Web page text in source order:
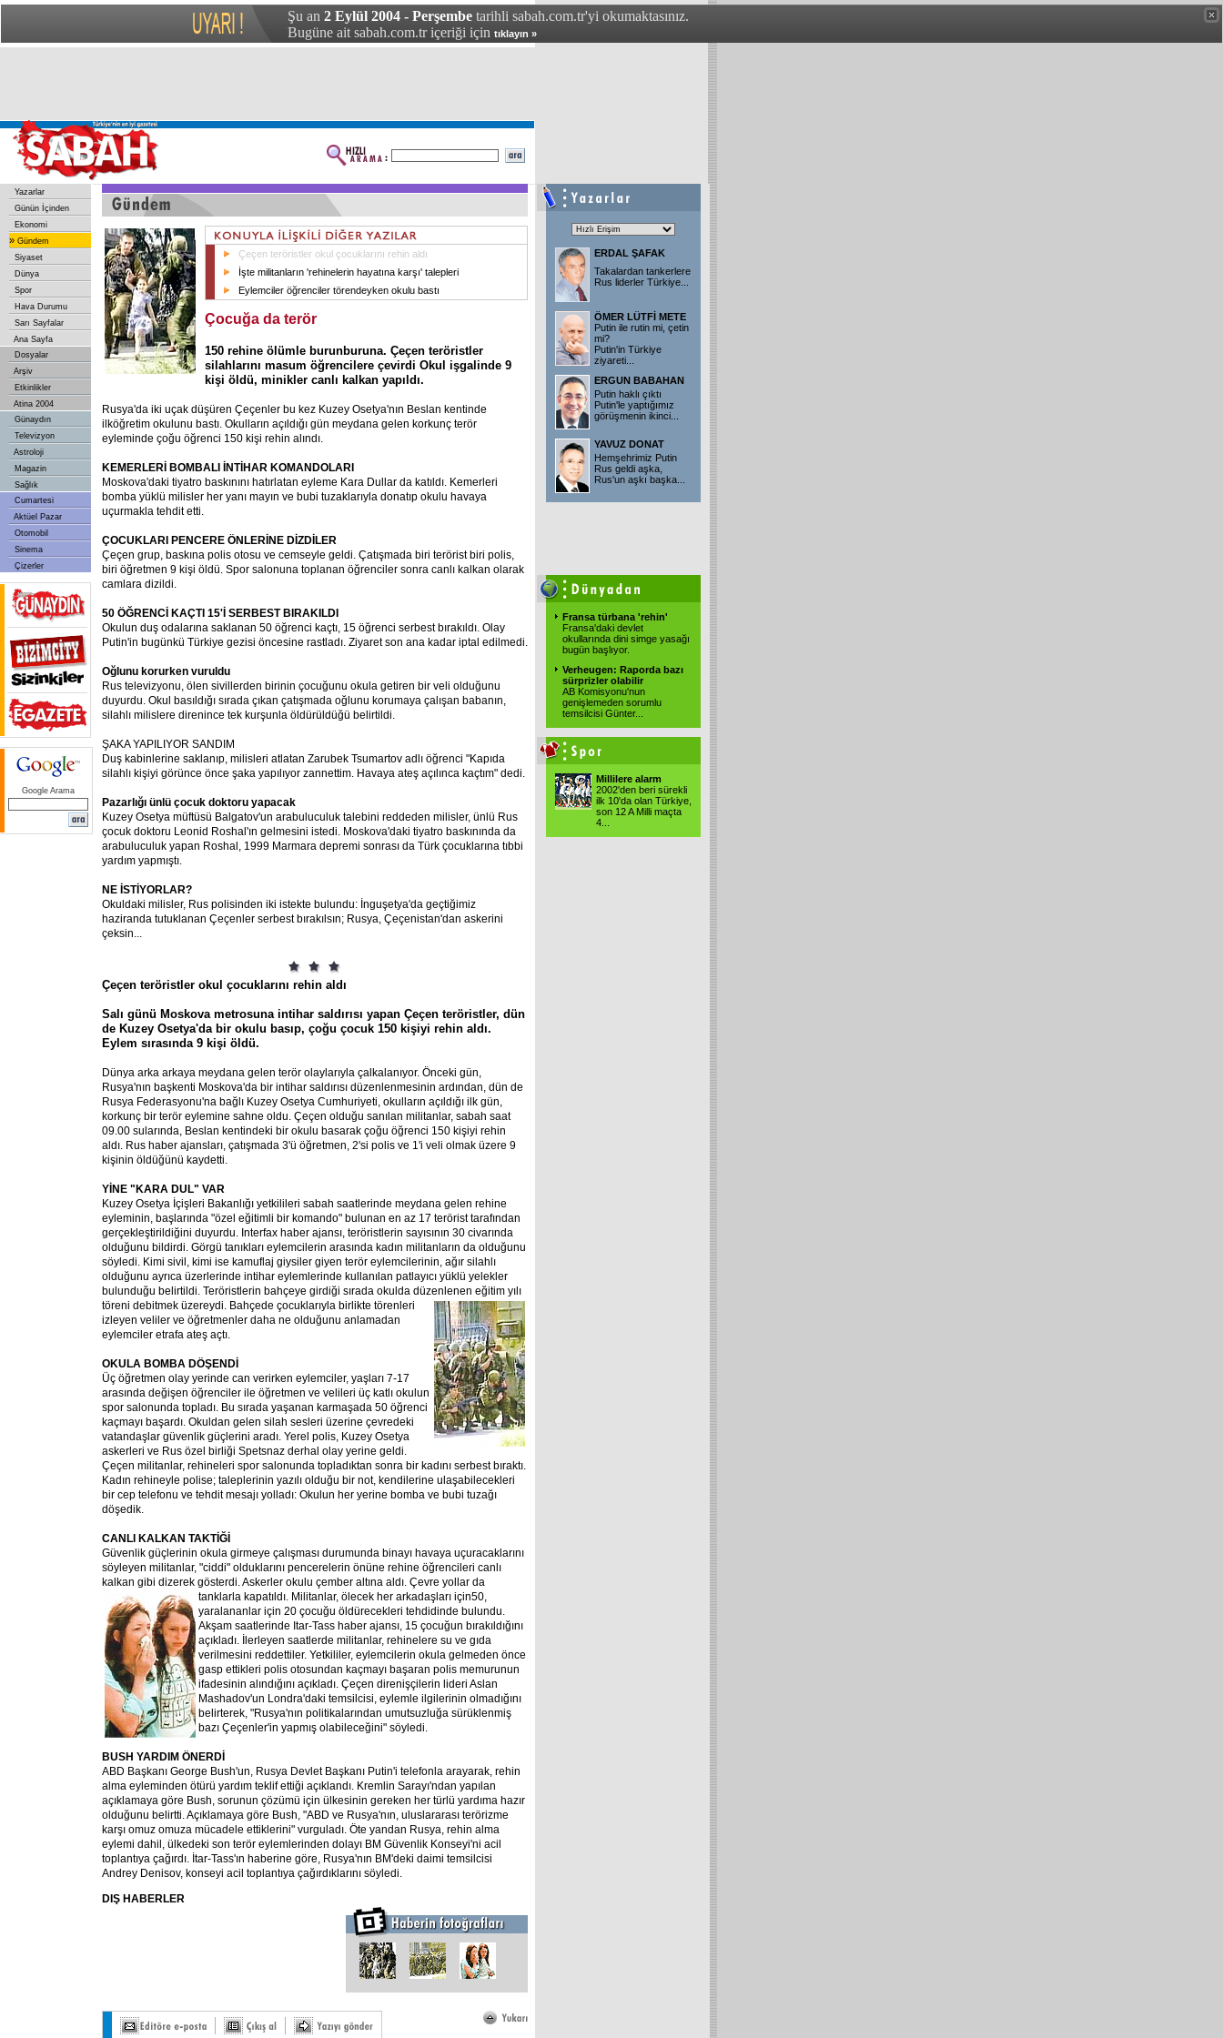
Şu an 2 Eylül 2004 - Perşembe tarihli sabah.com.tr'yi okumaktasınız.
Bugüne ait sabah.com.tr içeriği için tıklayın »
Yazarlar
Günün İçinden
Ekonomi
» Gündem
Siyaset
Dünya
Spor
Hava Durumu
Sarı Sayfalar
Ana Sayfa
Dosyalar
Arşiv
Etkinlikler
Atina 2004
Günaydın
Televizyon
Astroloji
Magazin
Sağlık
Cumartesi
Aktüel Pazar
Otomobil
Sinema
Çizerler
Google Arama
Çeçen teröristler okul çocuklarını rehin aldı
İşte militanların 'rehinelerin hayatına karşı' talepleri
Eylemciler öğrenciler törendeyken okulu bastı
Çocuğa da terör
150 rehine ölümle burunburuna. Çeçen teröristler
silahlarını masum öğrencilere çevirdi Okul işgalinde 9
kişi öldü, minikler canlı kalkan yapıldı.
Rusya'da iki uçak düşüren Çeçenler bu kez Kuzey Osetya'nın Beslan kentinde
ilköğretim okulunu bastı. Okulların açıldığı gün meydana gelen korkunç terör
eyleminde çoğu öğrenci 150 kişi rehin alındı.
KEMERLERİ BOMBALI İNTİHAR KOMANDOLARI
Moskova'daki tiyatro baskınını hatırlatan eyleme Kara Dullar da katıldı. Kemerleri
bomba yüklü milisler her yanı mayın ve bubi tuzaklarıyla donatıp okulu havaya
uçurmakla tehdit etti.
ÇOCUKLARI PENCERE ÖNLERİNE DİZDİLER
Çeçen grup, baskına polis otosu ve cemseyle geldi. Çatışmada biri terörist biri polis,
biri öğretmen 9 kişi öldü. Spor salonuna toplanan öğrenciler sonra canlı kalkan olarak
camlara dizildi.
50 ÖĞRENCİ KAÇTI 15'İ SERBEST BIRAKILDI
Okulun duş odalarına saklanan 50 öğrenci kaçtı, 15 öğrenci serbest bırakıldı. Olay
Putin'in bugünkü Türkiye gezisi öncesine rastladı. Ziyaret son ana kadar iptal edilmedi.
Oğlunu korurken vuruldu
Rus televizyonu, ölen sivillerden birinin çocuğunu okula getiren bir veli olduğunu
duyurdu. Okul basıldığı sırada çıkan çatışmada oğlunu korumaya çalışan babanın,
silahlı milislere direnince tek kurşunla öldürüldüğü belirtildi.
ŞAKA YAPILIYOR SANDIM
Duş kabinlerine saklanıp, milisleri atlatan Zarubek Tsumartov adlı öğrenci "Kapıda
silahlı kişiyi görünce önce şaka yapılıyor zannettim. Havaya ateş açılınca kaçtım" dedi.
Pazarlığı ünlü çocuk doktoru yapacak
Kuzey Osetya müftüsü Balgatov'un arabuluculuk talebini reddeden milisler, ünlü Rus
çocuk doktoru Leonid Roshal'ın gelmesini istedi. Moskova'daki tiyatro baskınında da
arabuluculuk yapan Roshal, 1999 Marmara depremi sonrası da Türk çocuklarına tıbbi
yardım yapmıştı.
NE İSTİYORLAR?
Okuldaki milisler, Rus polisinden iki istekte bulundu: İnguşetya'da geçtiğimiz
haziranda tutuklanan Çeçenler serbest bırakılsın; Rusya, Çeçenistan'dan askerini
çeksin...
Çeçen teröristler okul çocuklarını rehin aldı
Salı günü Moskova metrosuna intihar saldırısı yapan Çeçen teröristler, dün
de Kuzey Osetya'da bir okulu basıp, çoğu çocuk 150 kişiyi rehin aldı.
Eylem sırasında 9 kişi öldü.
Dünya arka arkaya meydana gelen terör olaylarıyla çalkalanıyor. Önceki gün,
Rusya'nın başkenti Moskova'da bir intihar saldırısı düzenlenmesinin ardından, dün de
Rusya Federasyonu'na bağlı Kuzey Osetya Cumhuriyeti, okulların açıldığı ilk gün,
korkunç bir terör eylemine sahne oldu. Çeçen olduğu sanılan militanlar, sabah saat
09.00 sularında, Beslan kentindeki bir okulu basarak çoğu öğrenci 150 kişiyi rehin
aldı. Rus haber ajansları, çatışmada 3'ü öğretmen, 2'si polis ve 1'i veli olmak üzere 9
kişinin öldüğünü kaydetti.
YİNE "KARA DUL" VAR
Kuzey Osetya İçişleri Bakanlığı yetkilileri sabah saatlerinde meydana gelen rehine
eyleminin, başlarında "özel eğitimli bir komando" bulunan en az 17 terörist tarafından
gerçekleştirildiğini duyurdu. Interfax haber ajansı, teröristlerin sayısının 30 civarında
olduğunu bildirdi. Görgü tanıkları eylemcilerin arasında kadın militanların da olduğunu
söyledi. Kimi sivil, kimi ise kamuflaj giysiler giyen terör eylemcilerinin, ağır silahlı
olduğunu ayrıca üzerlerinde intihar eylemlerinde kullanılan patlayıcı yüklü yelekler
bulunduğu belirtildi. Teröristlerin bahçeye girdiği sırada okulda düzenlenen eğitim yılı
töreni debitmek üzereydi. Bahçede çocuklarıyla birlikte törenleri
izleyen veliler ve öğretmenler daha ne olduğunu anlamadan
eylemciler etrafa ateş açtı.
OKULA BOMBA DÖŞENDİ
Üç öğretmen olay yerinde can verirken eylemciler, yaşları 7-17
arasında değişen öğrenciler ile öğretmen ve velileri üç katlı okulun
spor salonunda topladı. Bu sırada yaşanan karmaşada 50 öğrenci
kaçmayı başardı. Okuldan gelen silah sesleri üzerine çevredeki
vatandaşlar güvenlik güçlerini aradı. Yerel polis, Kuzey Osetya
askerleri ve Rus özel birliği Spetsnaz derhal olay yerine geldi.
Çeçen militanlar, rehineleri spor salonunda topladıktan sonra bir kadını serbest bıraktı.
Kadın rehineyle polise; taleplerinin yazılı olduğu bir not, kendilerine ulaşabilecekleri
bir cep telefonu ve tehdit mesajı yolladı: Okulun her yerine bomba ve bubi tuzağı
döşedik.
CANLI KALKAN TAKTİĞİ
Güvenlik güçlerinin okula girmeye çalışması durumunda binayı havaya uçuracaklarını
söyleyen militanlar, "ciddi" olduklarını pencerelerin önüne rehine öğrencileri canlı
kalkan gibi dizerek gösterdi. Askerler okulu çember altına aldı. Çevre yollar da
tanklarla kapatıldı. Militanlar, ölecek her arkadaşları için50,
yaralananlar için 20 çocuğu öldürecekleri tehdidinde bulundu.
Akşam saatlerinde Itar-Tass haber ajansı, 15 çocuğun bırakıldığını
açıkladı. İlerleyen saatlerde militanlar, rehinelere su ve gıda
verilmesini reddettiler. Yetkililer, eylemcilerin okula gelmeden önce
gasp ettikleri polis otosundan kaçmayı başaran polis memurunun
ifadesinin alındığını açıkladı. Çeçen direnişçilerin lideri Aslan
Mashadov'un Londra'daki temsilcisi, eylemle ilgilerinin olmadığını
belirterek, "Rusya'nın politikalarından umutsuzluğa sürüklenmiş
bazı Çeçenler'in yapmış olabileceğini" söyledi.
BUSH YARDIM ÖNERDİ
ABD Başkanı George Bush'un, Rusya Devlet Başkanı Putin'i telefonla arayarak, rehin
alma eyleminden ötürü yardım teklif ettiği açıklandı. Kremlin Sarayı'ndan yapılan
açıklamaya göre Bush, sorunun çözümü için ülkesinin gereken her türlü yardıma hazır
olduğunu belirtti. Açıklamaya göre Bush, "ABD ve Rusya'nın, uluslararası terörizme
karşı omuz omuza mücadele ettiklerini" vurguladı. Öte yandan Rusya, rehin alma
eylemi dahil, ülkedeki son terör eylemlerinden dolayı BM Güvenlik Konseyi'ni acil
toplantıya çağırdı. İtar-Tass'ın haberine göre, Rusya'nın BM'deki daimi temsilcisi
Andrey Denisov, konseyi acil toplantıya çağırdıklarını söyledi.
DIŞ HABERLER
ERDAL ŞAFAK
Takalardan tankerlere
Rus liderler Türkiye
ÖMER LÜTFİ METE
Putin ile rutin mi, çetin
mi?
Putin'in Türkiye
ziyareti
ERGUN BABAHAN
Putin haklı çıktı
Putin'le yaptığımız
görüşmenin ikinci
YAVUZ DONAT
Hemşehrimiz Putin
Rus geldi aşka,
Rus'un aşkı başka...
Fransa türbana 'rehin'
Fransa'daki devlet
okullarında dini simge yasağı
bugün başlıyor.
Verheugen: Raporda bazı
sürprizler olabilir
AB Komisyonu'nun
genişlemeden sorumlu
temsilcisi Günter...
Millilere alarm
2002'den beri sürekli
ilk 10'da olan Türkiye,
son 12 A Milli maçta
4